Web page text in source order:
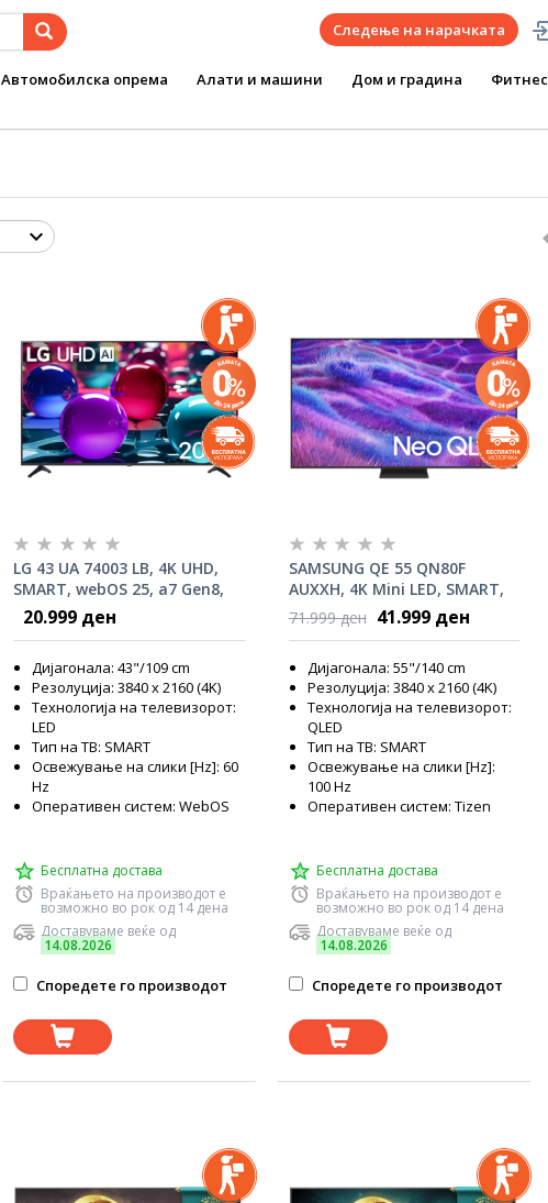
Следење на нарачката
Автомобилска опрема Алати и машини Дом и градина Фитнес
LG 43 UA 74003 LB, 4K UHD,
SMART, webOS 25, a7 Gen8,
ThinQ, HDR10
20.999 ден
Дијагонала: 43"/109 cm
Резолуција: 3840 x 2160 (4K)
Технологија на телевизорот:
LED
Тип на ТВ: SMART
Освежување на слики [Hz]: 60
Hz
Оперативен систем: WebOS
Бесплатна достава
Враќањето на производот е
возможно во рок од 14 дена
Доставуваме веќе од
14.08.2026
Споредете го производот
SAMSUNG QE 55 QN80F
AUXXH, 4K Mini LED, SMART,
Tizen, NQ4 AI Gen2, HDR10+
71.999 ден 41.999 ден
Дијагонала: 55"/140 cm
Резолуција: 3840 x 2160 (4K)
Технологија на телевизорот:
QLED
Тип на ТВ: SMART
Освежување на слики [Hz]:
100 Hz
Оперативен систем: Tizen
Бесплатна достава
Враќањето на производот е
возможно во рок од 14 дена
Доставуваме веќе од
14.08.2026
Споредете го производот